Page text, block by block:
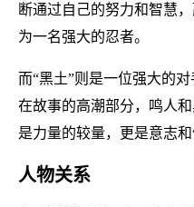
断通过自己的努力和智慧
为一名强大的忍者。
而“黑土”则是一位强大的
在故事的高潮部分，鸣人
是力量的较量，更是意志和
人物关系